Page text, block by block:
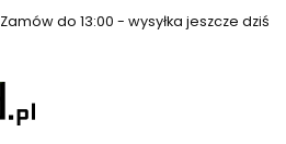
Zamów do 13:00 - wysyłka jeszcze dziś